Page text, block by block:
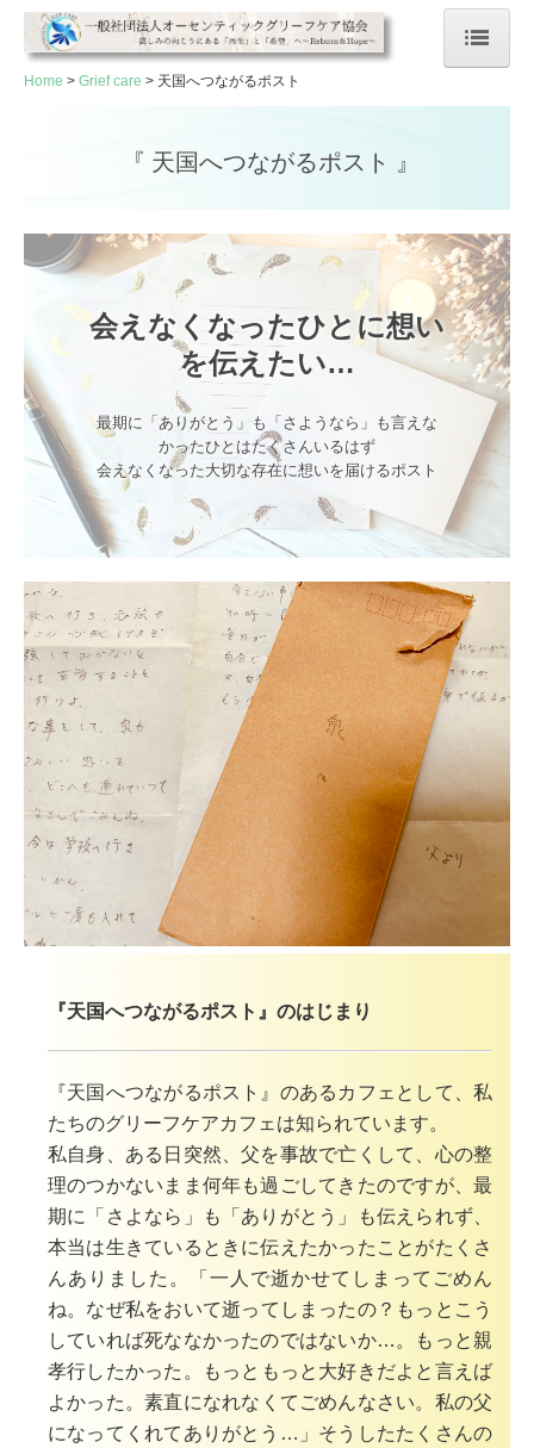
天国へつながるポスト
個別カウンセリング
生きづらさカフェ
心の再生プログラム
School
資格の魅力・選ばれる理由
【初級】グリーフケアワーカー養成講座
【中級】グリーフケアマイスター養成講座
【上級】グリーフケアメンター養成講座
受講生の感想
よくあるご質問
About us
研修/講演/取材
遺贈寄付の資料請求
Home Grief care 天国へつながるポスト
『 天国へつながるポスト 』
会えなくなったひとに想い
を伝えたい…
最期に「ありがとう」も「さようなら」も言えな
かったひとはたくさんいるはず
『天国へつながるポスト』のはじまり
『天国へつながるポスト』のあるカフェとして、私
たちのグリーフケアカフェは知られています。
私自身、ある日突然、父を事故で亡くして、心の整
理のつかないまま何年も過ごしてきたのですが、最
期に「さよなら」も「ありがとう」も伝えられず、
本当は生きているときに伝えたかったことがたくさ
んありました。
「 一人で逝かせてしまってごめん
ね。 なぜ私をおいて逝ってしまったの？ もっとこう
していれば死ななかったのではないか…。
もっと 親
孝行したかった。
もっともっと大好きだよと言えば
よかった。素直になれなくてごめんなさい。 私の父
になってくれてありがとう …」 そうしたたくさんの